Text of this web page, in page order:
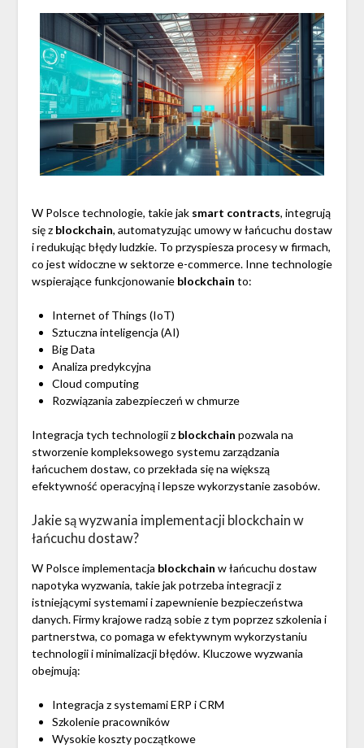
W Polsce technologie, takie jak smart contracts, integrują
się z blockchain, automatyzując umowy w łańcuchu dostaw
i redukując błędy ludzkie. To przyspiesza procesy w firmach,
co jest widoczne w sektorze e-commerce. Inne technologie
wspierające funkcjonowanie blockchain to:
Internet of Things (IoT)
Sztuczna inteligencja (AI)
Big Data
Analiza predykcyjna
Cloud computing
Rozwiązania zabezpieczeń w chmurze
Integracja tych technologii z blockchain pozwala na
stworzenie kompleksowego systemu zarządzania
łańcuchem dostaw, co przekłada się na większą
efektywność operacyjną i lepsze wykorzystanie zasobów.
Jakie są wyzwania implementacji blockchain w
łańcuchu dostaw?
W Polsce implementacja blockchain w łańcuchu dostaw
napotyka wyzwania, takie jak potrzeba integracji z
istniejącymi systemami i zapewnienie bezpieczeństwa
danych. Firmy krajowe radzą sobie z tym poprzez szkolenia i
partnerstwa, co pomaga w efektywnym wykorzystaniu
technologii i minimalizacji błędów. Kluczowe wyzwania
obejmują:
Integracja z systemami ERP i CRM
Szkolenie pracowników
Wysokie koszty początkowe